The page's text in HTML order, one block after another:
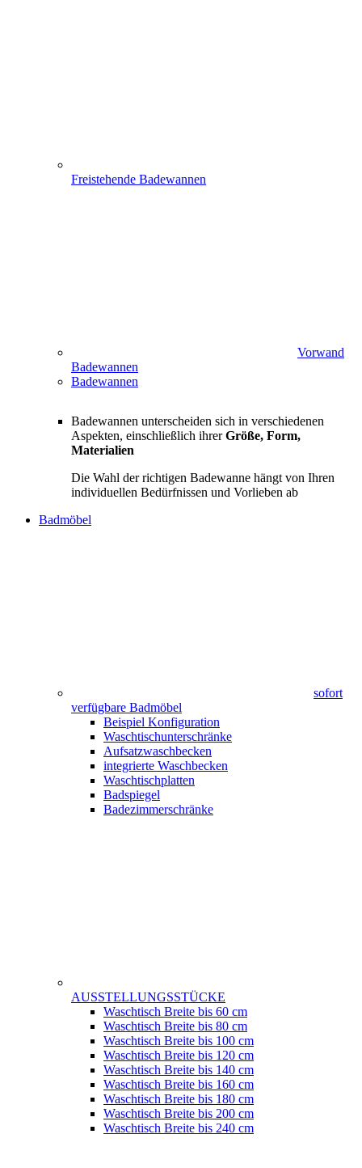
Freistehende Badewannen
Vorwand
Badewannen
Badewannen
Badewannen unterscheiden sich in verschiedenen
Aspekten, einschließlich ihrerGröße, Form,
Materialien
Die Wahl der richtigen Badewanne hängt von Ihren
individuellen Bedürfnissen und Vorlieben ab
Badmöbel
sofort
verfügbare Badmöbel
Beispiel Konfiguration
Waschtischunterschränke
Aufsatzwaschbecken
integrierte Waschbecken
Waschtischplatten
Badspiegel
Badezimmerschränke
AUSSTELLUNGSSTÜCKE
Waschtisch Breite bis 60 cm
Waschtisch Breite bis 80 cm
Waschtisch Breite bis 100 cm
Waschtisch Breite bis 120 cm
Waschtisch Breite bis 140 cm
Waschtisch Breite bis 160 cm
Waschtisch Breite bis 180 cm
Waschtisch Breite bis 200 cm
Waschtisch Breite bis 240 cm